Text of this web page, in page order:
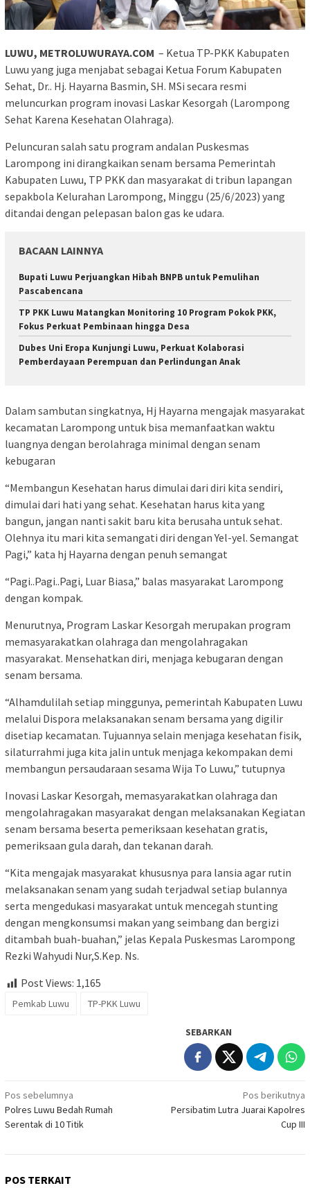
LUWU, METROLUWURAYA.COM – Ketua TP-PKK Kabupaten
Luwu yang juga menjabat sebagai Ketua Forum Kabupaten
Sehat, Dr.. Hj. Hayarna Basmin, SH. MSi secara resmi
meluncurkan program inovasi Laskar Kesorgah (Larompong
Sehat Karena Kesehatan Olahraga).
Peluncuran salah satu program andalan Puskesmas
Larompong ini dirangkaikan senam bersama Pemerintah
Kabupaten Luwu, TP PKK dan masyarakat di tribun lapangan
sepakbola Kelurahan Larompong, Minggu (25/6/2023) yang
ditandai dengan pelepasan balon gas ke udara.
BACAAN LAINNYA
Bupati Luwu Perjuangkan Hibah BNPB untuk Pemulihan
Pascabencana
TP PKK Luwu Matangkan Monitoring 10 Program Pokok PKK,
Fokus Perkuat Pembinaan hingga Desa
Dubes Uni Eropa Kunjungi Luwu, Perkuat Kolaborasi
Pemberdayaan Perempuan dan Perlindungan Anak
Dalam sambutan singkatnya, Hj Hayarna mengajak masyarakat
kecamatan Larompong untuk bisa memanfaatkan waktu
luangnya dengan berolahraga minimal dengan senam
kebugaran
“Membangun Kesehatan harus dimulai dari diri kita sendiri,
dimulai dari hati yang sehat. Kesehatan harus kita yang
bangun, jangan nanti sakit baru kita berusaha untuk sehat.
Olehnya itu mari kita semangati diri dengan Yel-yel. Semangat
Pagi,” kata hj Hayarna dengan penuh semangat
“Pagi..Pagi..Pagi, Luar Biasa,” balas masyarakat Larompong
dengan kompak.
Menurutnya, Program Laskar Kesorgah merupakan program
memasyarakatkan olahraga dan mengolahragakan
masyarakat. Mensehatkan diri, menjaga kebugaran dengan
senam bersama.
“Alhamdulilah setiap minggunya, pemerintah Kabupaten Luwu
melalui Dispora melaksanakan senam bersama yang digilir
disetiap kecamatan. Tujuannya selain menjaga kesehatan fisik,
silaturrahmi juga kita jalin untuk menjaga kekompakan demi
membangun persaudaraan sesama Wija To Luwu,” tutupnya
Inovasi Laskar Kesorgah, memasyarakatkan olahraga dan
mengolahragakan masyarakat dengan melaksanakan Kegiatan
senam bersama beserta pemeriksaan kesehatan gratis,
pemeriksaan gula darah, dan tekanan darah.
“Kita mengajak masyarakat khususnya para lansia agar rutin
melaksanakan senam yang sudah terjadwal setiap bulannya
serta mengedukasi masyarakat untuk mencegah stunting
dengan mengkonsumsi makan yang seimbang dan bergizi
ditambah buah-buahan,” jelas Kepala Puskesmas Larompong
Rezki Wahyudi Nur,S.Kep. Ns.
Post Views: 1,165
Pemkab Luwu TP-PKK Luwu
SEBARKAN
Navigasi
pos
Pos sebelumnya
Polres Luwu Bedah Rumah
Serentak di 10 Titik
Pos berikutnya
Persibatim Lutra Juarai Kapolres
Cup III
POS TERKAIT